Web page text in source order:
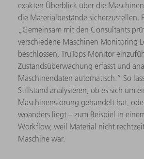
exakten Überblick über die
die Materialbestände sicherzustellen.
„Gemeinsam mit den Consultants
verschiedene Maschinen Monitoring
beschlossen, TruTops Monitor
Zustandsüberwachung erfasst und
Maschinendaten automatisch.“ So
Stillstand analysieren, ob es sich um
Maschinenstörung gehandelt hat,
woanders liegt – zum Beispiel in
Workflow, weil Material nicht
Maschine war.